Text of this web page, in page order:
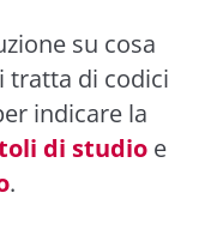
su cosa
tratta di codici
indicare la
di studio e
.